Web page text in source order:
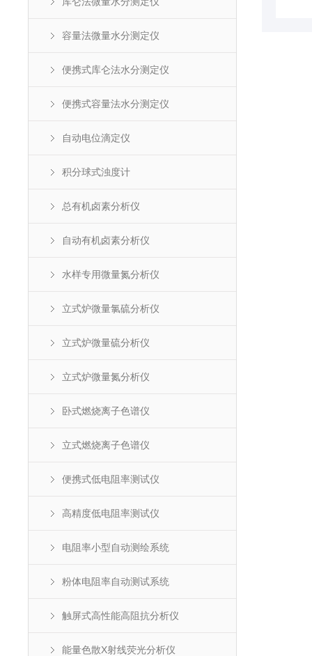
容量法微量水分测定仪
便携式库仑法水分测定仪
便携式容量法水分测定仪
自动电位滴定仪
积分球式浊度计
总有机卤素分析仪
自动有机卤素分析仪
水样专用微量氮分析仪
立式炉微量氯硫分析仪
立式炉微量硫分析仪
立式炉微量氮分析仪
卧式燃烧离子色谱仪
立式燃烧离子色谱仪
便携式低电阻率测试仪
高精度低电阻率测试仪
电阻率小型自动测绘系统
粉体电阻率自动测试系统
触屏式高性能高阻抗分析仪
能量色散X射线荧光分析仪